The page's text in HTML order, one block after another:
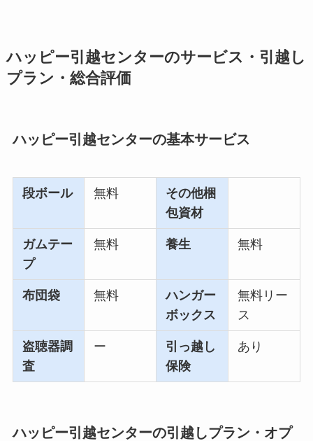
ハッピー引越センターのサービス・引越し
プラン・総合評価
ハッピー引越センターの基本サービス
段ボール 無料
その他梱
包資材
ガムテー
プ
無料 養生 無料
布団袋 無料
ハンガー
ボックス
無料リー
ス
盗聴器調
査
ー
引っ越し
保険
あり
ハッピー引越センターの引越しプラン・オプ